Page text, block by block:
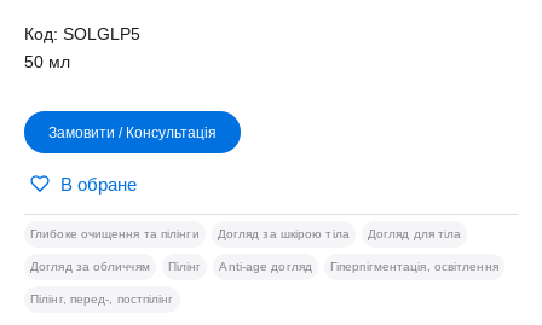
Код: SOLGLP5
50 мл
Замовити / Консультація
В обране
Глибоке очищення та пілінги Догляд за шкірою тіла Догляд для тіла
Догляд за обличчям Пілінг Anti-age догляд Гіперпігментація, освітлення
Пілінг, перед-, постпілінг